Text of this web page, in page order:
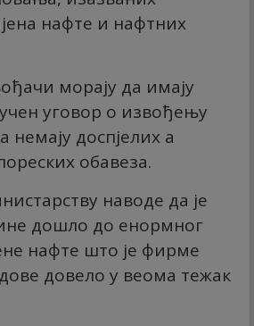
нафте и нафтних
морају да имају
уговор о извођењу
немају доспјелих а
обавеза.
наводе да је
дошло до енормног
нафте што је фирме
довело у веома тежак